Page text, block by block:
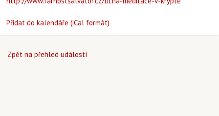
Přidat do kalendáře (iCal formát)
Zpět na přehled událostí